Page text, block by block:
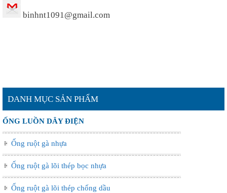
binhnt1091@gmail.com
DANH MỤC SẢN PHẨM
ỐNG LUỒN DÂY ĐIỆN
Ống ruột gà nhựa
Ống ruột gà lõi thép bọc nhựa
Ống ruột gà lõi thép chống dầu